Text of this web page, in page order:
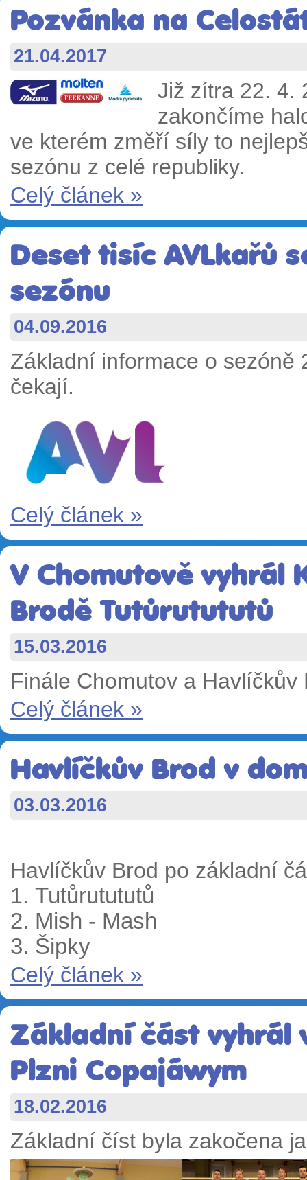
Pozvánka na
21.04.2017
Již zítra 22. 4.
zakončíme
ve kterém změří síly to
sezónu z celé republiky.
Celý článek »
Deset tisíc AVLkařů
sezónu
04.09.2016
Základní informace o sezóně
čekají.
Celý článek »
V Chomutově vyhrál
Brodě Tutůrutututů
15.03.2016
Finále Chomutov a
Celý článek »
Havlíčkův Brod v
03.03.2016
Havlíčkův Brod po základní
1. Tutůrutututů
2. Mish - Mash
3. Šipky
Celý článek »
Základní část vyhrál
Plzni Copajáwym
18.02.2016
Základní číst byla zakočena